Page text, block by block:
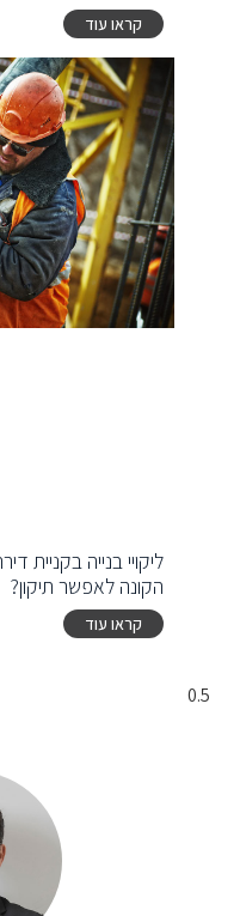
קראו עוד
ליקויי בנייה בקניית
הקונה לאפשר תיקון?
קראו עוד